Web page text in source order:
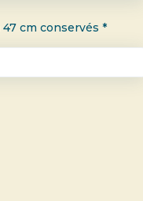
cm conservés *